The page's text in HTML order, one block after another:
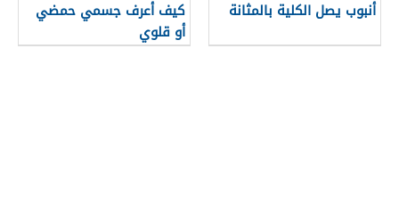
أنبوب يصل الكلية بالمثانة
كيف أعرف جسمي حمضي
أو قلوي